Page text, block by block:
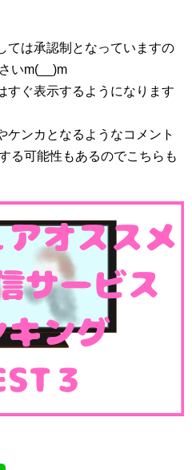
ては承認制となっていますの
いm(__)m
ぐ表示するようになります
ケンカとなるようなコメント
る可能性もあるのでこちらも